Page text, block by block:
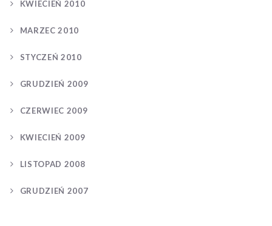
KWIECIEŃ 2010
MARZEC 2010
STYCZEŃ 2010
GRUDZIEŃ 2009
CZERWIEC 2009
KWIECIEŃ 2009
LISTOPAD 2008
GRUDZIEŃ 2007